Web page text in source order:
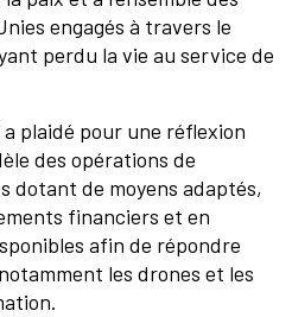
engagés à travers le
perdu la vie au service de
plaidé pour une réflexion
des opérations de
dotant de moyens adaptés,
financiers et en
afin de répondre
les drones et les